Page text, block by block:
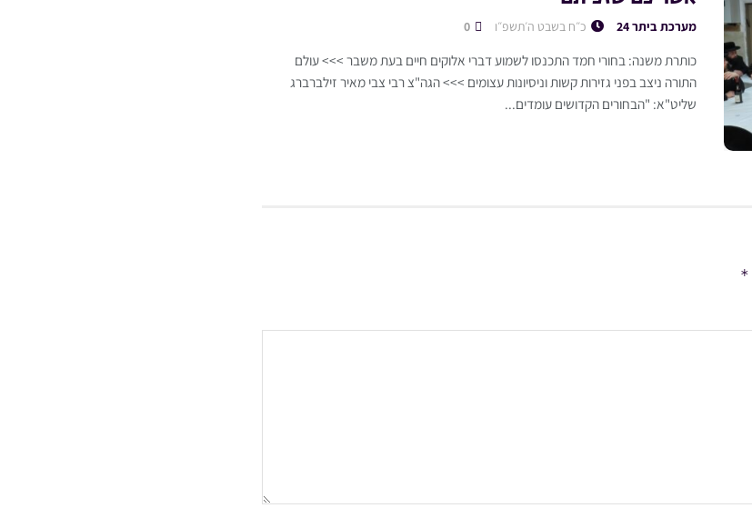
מערכת ביתר 24 כ״ח בשבט ה׳תשפ״ו
כותרת משנה: בחורי חמד התכנסו לשמוע דברי אלוקים חיים בעת משבר >>> עולם
התורה ניצב בפני גזירות קשות וניסיונות עצומים >>> הגה"צ רבי צבי מאיר זילברברג
שליט"א: "הבחורים הקדושים עומדים...
*